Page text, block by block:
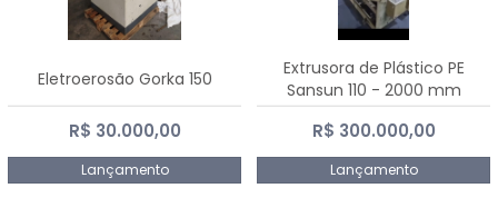
Eletroerosão Gorka 150
R$ 30.000,00
Lançamento
Extrusora de Plástico PE
Sansun 110 - 2000 mm
R$ 300.000,00
Lançamento